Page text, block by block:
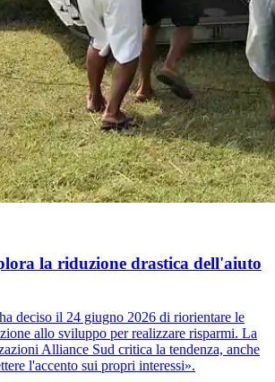
la riduzione drastica dell'aiuto
deciso il 24 giugno 2026 di riorientare le
allo sviluppo per realizzare risparmi. La
Alliance Sud critica la tendenza, anche
l'accento sui propri interessi».